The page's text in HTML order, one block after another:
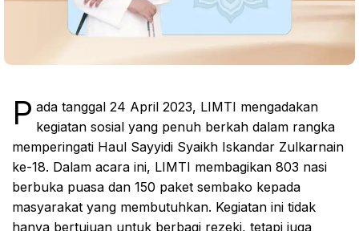
P ada tanggal 24 April 2023, LIMTI mengadakan
kegiatan sosial yang penuh berkah dalam rangka
memperingati Haul Sayyidi Syaikh Iskandar Zulkarnain
ke-18. Dalam acara ini, LIMTI membagikan 803 nasi
berbuka puasa dan 150 paket sembako kepada
masyarakat yang membutuhkan. Kegiatan ini tidak
hanya bertujuan untuk berbagi rezeki, tetapi juga